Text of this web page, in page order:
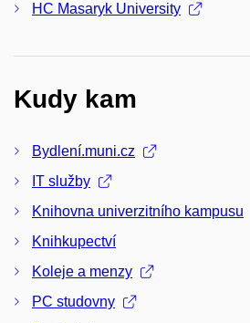
HC Masaryk University
Kudy kam
Bydlení.muni.cz
IT služby
Knihovna univerzitního kampusu
Knihkupectví
Koleje a menzy
PC studovny